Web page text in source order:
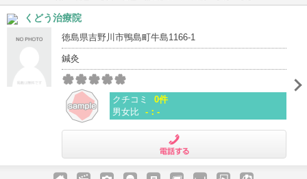
ホームペ
ージ
動画 写真 女医 駐車場
クレジッ
入院 予約 急患
くどう治療院
徳島県吉野川市鴨島町牛島1166-1
鍼灸
クチコミ
0件
男女比 -：-